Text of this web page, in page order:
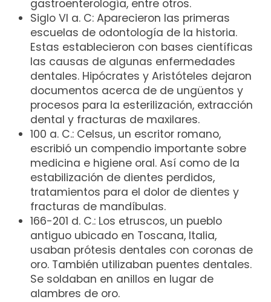
gastroenterología, entre otros.
Siglo VI a. C: Aparecieron las primeras
escuelas de odontología de la historia.
Estas establecieron con bases científicas
las causas de algunas enfermedades
dentales. Hipócrates y Aristóteles dejaron
documentos acerca de de ungüentos y
procesos para la esterilización, extracción
dental y fracturas de maxilares.
100 a. C.: Celsus, un escritor romano,
escribió un compendio importante sobre
medicina e higiene oral. Así como de la
estabilización de dientes perdidos,
tratamientos para el dolor de dientes y
fracturas de mandíbulas.
166-201 d. C.: Los etruscos, un pueblo
antiguo ubicado en Toscana, Italia,
usaban prótesis dentales con coronas de
oro. También utilizaban puentes dentales.
Se soldaban en anillos en lugar de
alambres de oro.